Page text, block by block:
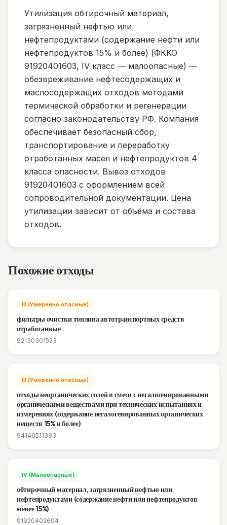
Утилизация обтирочный материал,
загрязненный нефтью или
нефтепродуктами (содержание нефти или
нефтепродуктов 15% и более) (ФККО
91920401603, IV класс — малоопасные) —
обезвреживание нефтесодержащих и
маслосодержащих отходов методами
термической обработки и регенерации
согласно законодательству РФ. Компания
обеспечивает безопасный сбор,
транспортирование и переработку
отработанных масел и нефтепродуктов 4
класса опасности. Вывоз отходов
91920401603 с оформлением всей
сопроводительной документации. Цена
утилизации зависит от объёма и состава
отходов.
Похожие отходы
III (Умеренно опасные)
фильтры очистки топлива автотранспортных средств
отработанные
92130301523
III (Умеренно опасные)
отходы неорганических солей в смеси с негалогенированными
органическими веществами при технических испытаниях и
измерениях (содержание негалогенированных органических
веществ 15% и более)
94149511393
IV (Малоопасные)
обтирочный материал, загрязненный нефтью или
нефтепродуктами (содержание нефти или нефтепродуктов
менее 15%)
91920402604